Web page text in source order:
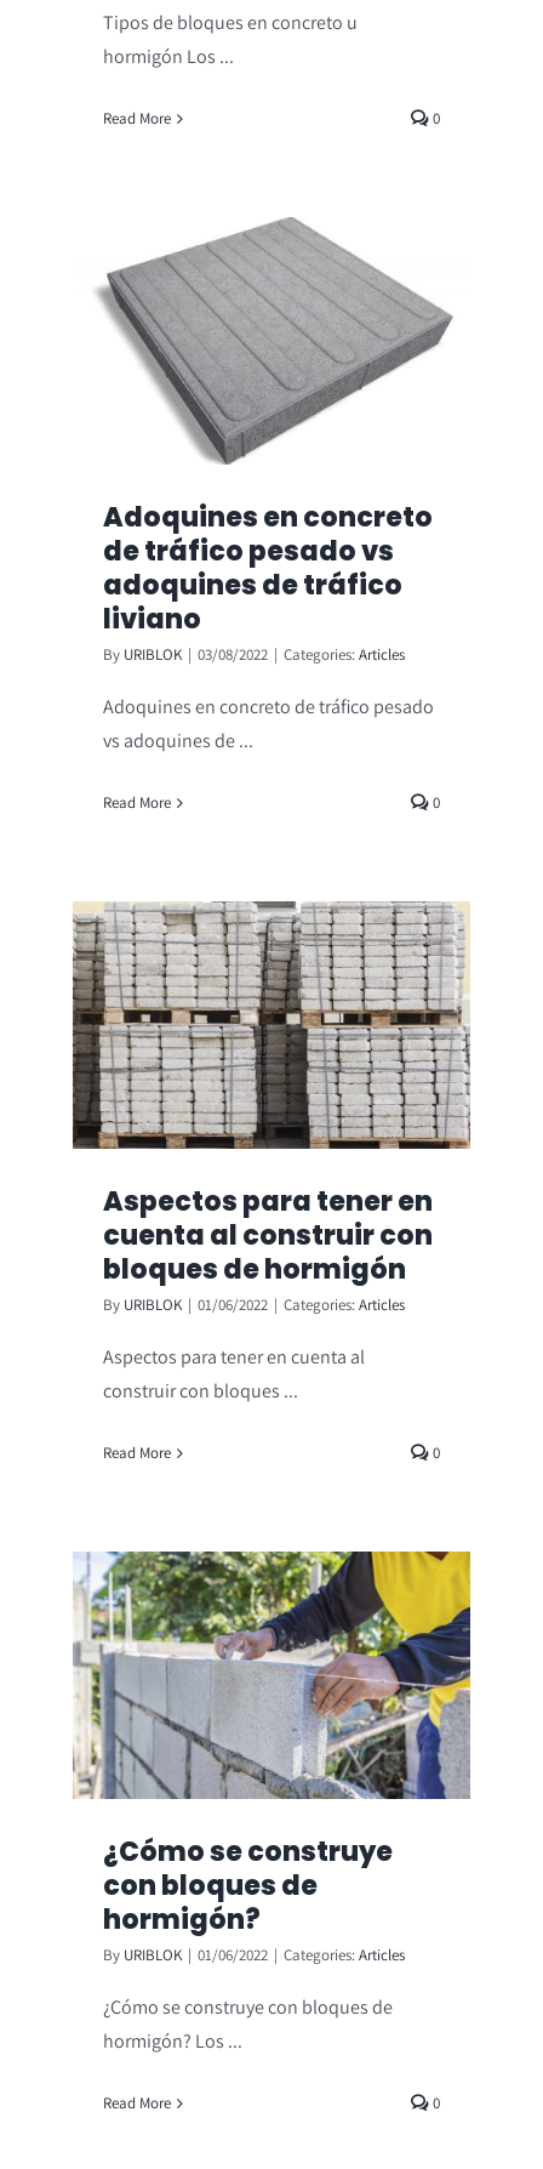
Tipos de bloques en concreto u
hormigón Los ...
Read More 0
Adoquines en concreto
de tráfico pesado vs
adoquines de tráfico
liviano
By URIBLOK | 03/08/2022 | Categories:Articles
Adoquines en concreto de tráfico pesado
vs adoquines de ...
Read More 0
Aspectos para tener en
cuenta al construir con
bloques de hormigón
By URIBLOK | 01/06/2022 | Categories:Articles
Aspectos para tener en cuenta al
construir con bloques ...
Read More 0
¿Cómo se construye
con bloques de
hormigón?
By URIBLOK | 01/06/2022 | Categories:Articles
¿Cómo se construye con bloques de
hormigón? Los ...
Read More 0